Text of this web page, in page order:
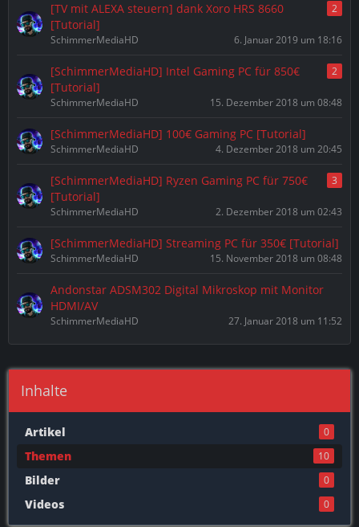
[TV mit ALEXA steuern] dank Xoro HRS 8660
[Tutorial]
2
SchimmerMediaHD 6. Januar 2019 um 18:16
[SchimmerMediaHD] Intel Gaming PC für 850€
[Tutorial]
2
SchimmerMediaHD 15. Dezember 2018 um 08:48
[SchimmerMediaHD] 100€ Gaming PC [Tutorial]
SchimmerMediaHD 4. Dezember 2018 um 20:45
[SchimmerMediaHD] Ryzen Gaming PC für 750€
[Tutorial]
3
SchimmerMediaHD 2. Dezember 2018 um 02:43
[SchimmerMediaHD] Streaming PC für 350€ [Tutorial]
SchimmerMediaHD 15. November 2018 um 08:48
Andonstar ADSM302 Digital Mikroskop mit Monitor
HDMI/AV
SchimmerMediaHD 27. Januar 2018 um 11:52
Inhalte
Artikel 0
Themen 10
Bilder 0
Videos 0